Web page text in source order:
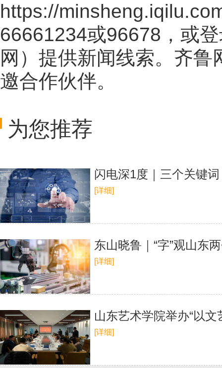
https://
66661234或96678，或
网 ）提供新闻线索。齐鲁
邀合作伙伴。
为您推荐
闪电深1度｜三个关键
[详细]
东山晓鲁｜“字”观山东
[详细]
山东艺术学院举办“以
[详细]